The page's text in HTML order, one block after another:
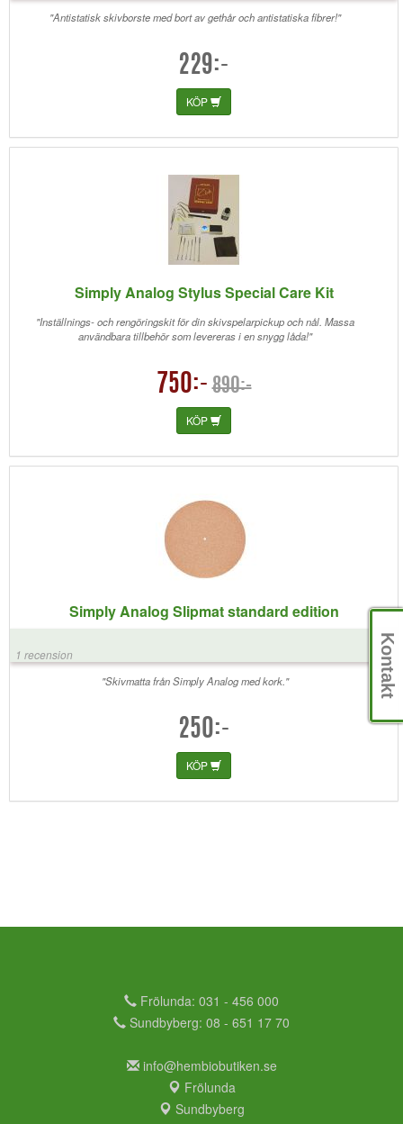
"Antistatisk skivborste med bort av gethår och antistatiska fibrer!"
229:-
KÖP
Simply Analog Stylus Special Care Kit
"Inställnings- och rengöringskit för din skivspelarpickup och nål. Massa
användbara tillbehör som levereras i en snygg låda!"
750:- 890:-
KÖP
Simply Analog Slipmat standard edition
1 recension
"Skivmatta från Simply Analog med kork."
250:-
KÖP
Frölunda: 031 - 456 000
Sundbyberg: 08 - 651 17 70
info@hembiobutiken.se
Frölunda
Sundbyberg
Kontakt